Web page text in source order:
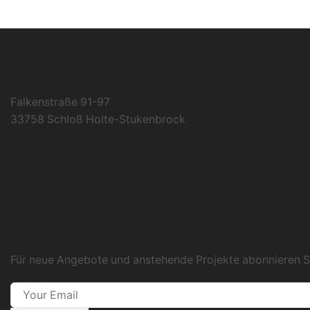
Falkenstraße 91-97
33758 Schloß Holte-Stukenbrock
Für neue Angebote und anstehende Projekte abonnieren